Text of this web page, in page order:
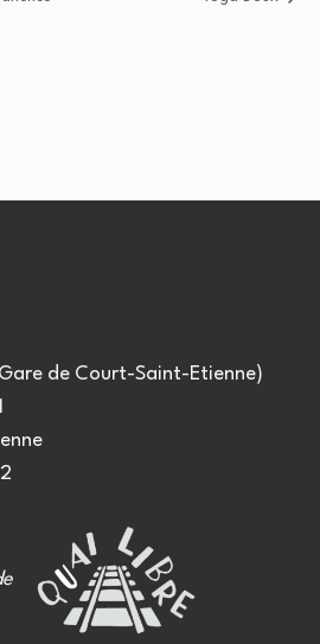
de Court-Saint-Etienne)